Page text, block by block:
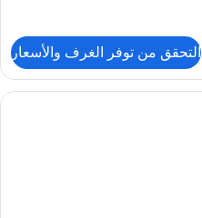
التحقق من توفر الغرف والأسعار